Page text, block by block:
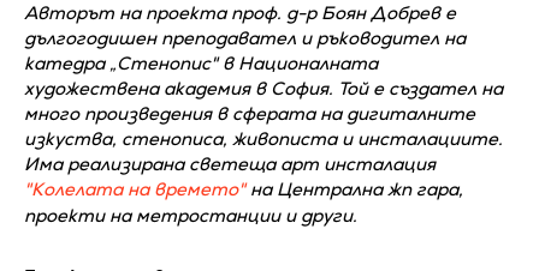
Авторът на проекта проф. д-р Боян Добрев е
дългогодишен преподавател и ръководител на
катедра „Стенопис" в Националната
художествена академия в София. Той е създател на
много произведения в сферата на дигиталните
изкуства, стенописа, живописта и инсталациите.
Има реализирана светеща арт инсталация
"Колелата на времето"на Централна жп гара,
проекти на метростанции и други.